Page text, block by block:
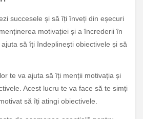
succesele și să îți înveți din eșecuri
motivației și a încrederii în
să îți îndeplinești obiectivele și să
te va ajuta să îți menții motivația și
Acest lucru te va face să te simți
să îți atingi obiectivele.